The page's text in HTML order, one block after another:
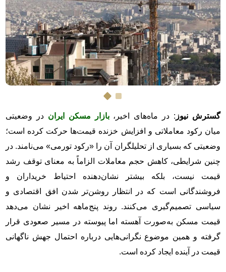
گسترش نیوز : در ماه‌های اخیر،بازار مسکن ایران در وضعیتی
میان رکود معاملاتی و افزایش خزنده قیمت‌ها حرکت کرده است؛
وضعیتی که بسیاری از تحلیلگران آن را «رکود تورمی» می‌نامند. در
چنین شرایطی، کاهش حجم معاملات الزاماً به معنای توقف رشد
قیمت نیست، بلکه بیشتر نشان‌دهنده احتیاط خریداران و
فروشندگانی است که در انتظار روشن‌تر شدن افق اقتصادی و
سیاسی تصمیم‌گیری می‌کنند. روند پنج‌ماهه اخیر نشان می‌دهد
قیمت مسکن به‌صورت آهسته اما پیوسته در مسیر صعودی قرار
گرفته و همین موضوع نگرانی‌هایی درباره احتمال جهش ناگهانی
قیمت در آینده ایجاد کرده است.